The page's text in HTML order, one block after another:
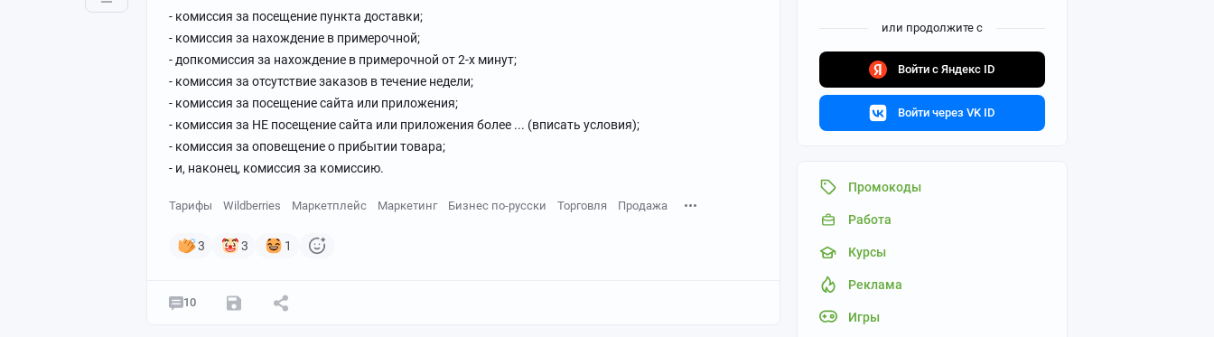
или продолжите с
Войти с Яндекс ID
Войти через VK ID
Промокоды
Работа
Курсы
Реклама
Игры
- комиссия за посещение пункта доставки;
- комиссия за нахождение в примерочной;
- допкомиссия за нахождение в примерочной от 2-х минут;
- комиссия за отсутствие заказов в течение недели;
- комиссия за посещение сайта или приложения;
- комиссия за НЕ посещение сайта или приложения более ... (вписать условия);
- комиссия за оповещение о прибытии товара;
- и, наконец, комиссия за комиссию.
Тарифы Wildberries Маркетплейс Маркетинг Бизнес по-русски Торговля Продажа
3 3 1
10